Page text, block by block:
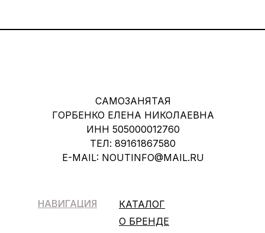
САМОЗАНЯТАЯ
ГОРБЕНКО ЕЛЕНА НИКОЛАЕВНА
ИНН 505000012760
ТЕЛ: 89161867580
E-MAIL: NOUTINFO@MAIL.RU
КАТАЛОГ
НАВИГАЦИЯ
О БРЕНДЕ